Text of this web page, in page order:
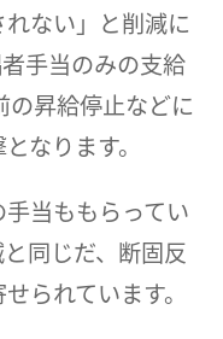
ない」と削減に
手当のみの支給
昇給停止などに
なります。
手当ももらってい
同じだ、断固反
られています。